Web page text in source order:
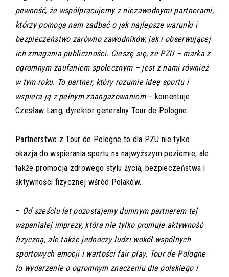
pewność, że współpracujemy z niezawodnymi partnerami,
którzy pomogą nam zadbać o jak najlepsze warunki i
bezpieczeństwo zarówno zawodników, jak i obserwującej
ich zmagania publiczności. Cieszę się, że PZU – marka z
ogromnym zaufaniem społecznym – jest z nami również
w tym roku. To partner, który rozumie ideę sportu i
wspiera ją z pełnym zaangażowaniem – komentuje
Czesław Lang, dyrektor generalny Tour de Pologne.
Partnerstwo z Tour de Pologne to dla PZU nie tylko
okazja do wspierania sportu na najwyższym poziomie, ale
także promocja zdrowego stylu życia, bezpieczeństwa i
aktywności fizycznej wśród Polaków.
– Od sześciu lat pozostajemy dumnym partnerem tej
wspaniałej imprezy, która nie tylko promuje aktywność
fizyczną, ale także jednoczy ludzi wokół wspólnych
sportowych emocji i wartości fair play. Tour de Pologne
to wydarzenie o ogromnym znaczeniu dla polskiego i